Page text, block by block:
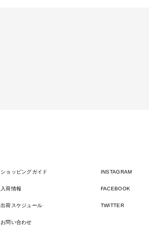
ショッピングガイド
入荷情報
出荷スケジュール
お問い合わせ
INSTAGRAM
FACEBOOK
TWITTER